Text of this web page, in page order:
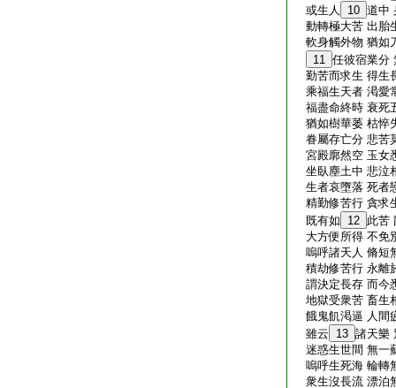
或生人
10 道中
動轉極大苦 出胎
軟身觸外物 猶如
11 任彼宿業分
勤苦而求生 得生
乘福生天者 渇愛
福盡命終時 衰死
猶如樹華萎 枯悴
眷屬存亡分 悲苦
宮殿廓然空 玉女
坐臥塵土中 悲泣
生者哀墮落 死者
精勤修苦行 貪求
既有如
12 此苦
大方便所得 不免
嗚呼諸天人 脩短
積劫修苦行 永離
謂決定長存 而今
地獄受衆苦 畜生
餓鬼飢渇逼 人間
雖云
13 諸天樂
迷惑生世間 無一
嗚呼生死海 輪轉
衆生沒長流 漂泊